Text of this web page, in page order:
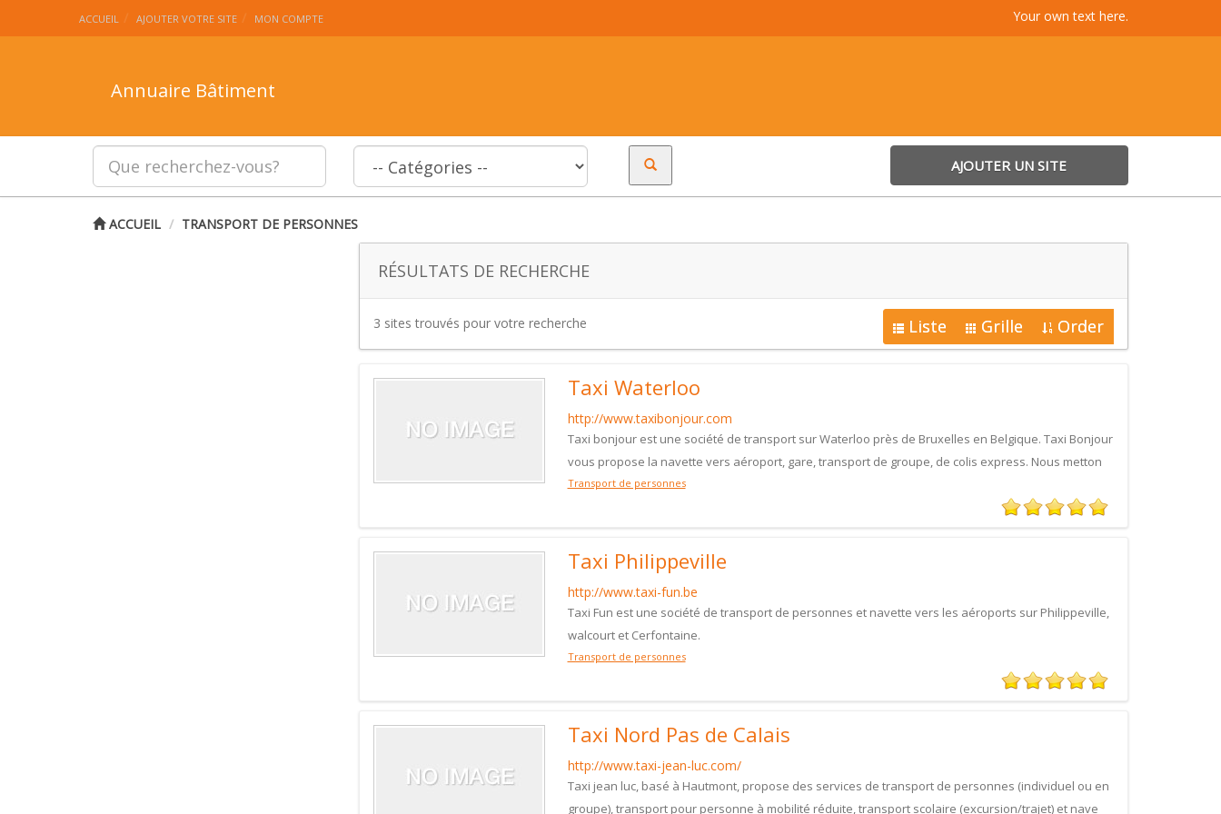
Your own text here.
ACCUEIL AJOUTER VOTRE SITE MON COMPTE
Annuaire Bâtiment
AJOUTER UN SITE
ACCUEIL TRANSPORT DE PERSONNES
RÉSULTATS DE RECHERCHE
3 sites trouvés pour votre recherche Liste Grille Order
Taxi Waterloo
http://www.taxibonjour.com
Taxi bonjour est une société de transport sur Waterloo près de Bruxelles en Belgique. Taxi Bonjour
vous propose la navette vers aéroport, gare, transport de groupe, de colis express. Nous metton
Transport de personnes
Taxi Philippeville
http://www.taxi-fun.be
Taxi Fun est une société de transport de personnes et navette vers les aéroports sur Philippeville,
walcourt et Cerfontaine.
Transport de personnes
Taxi Nord Pas de Calais
http://www.taxi-jean-luc.com/
Taxi jean luc, basé à Hautmont, propose des services de transport de personnes (individuel ou en
groupe), transport pour personne à mobilité réduite, transport scolaire (excursion/trajet) et nave